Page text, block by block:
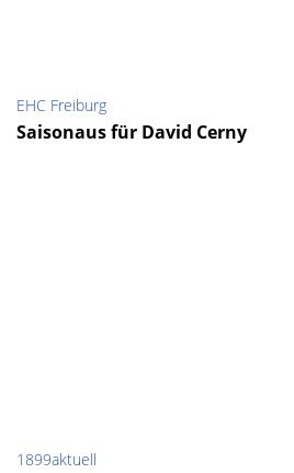
EHC Freiburg
Saisonaus für David Cerny
1899aktuell